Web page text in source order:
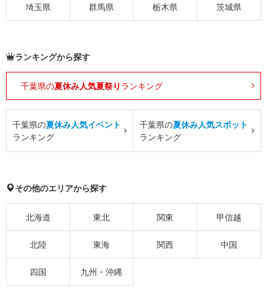
埼玉県 群馬県 栃木県 茨城県
ランキングから探す
千葉県の夏休み人気夏祭り ランキング
千葉県の夏休み人気イベント
ランキング
千葉県の夏休み人気スポット
ランキング
その他のエリアから探す
北海道 東北 関東 甲信越
北陸 東海 関西 中国
四国 九州・沖縄